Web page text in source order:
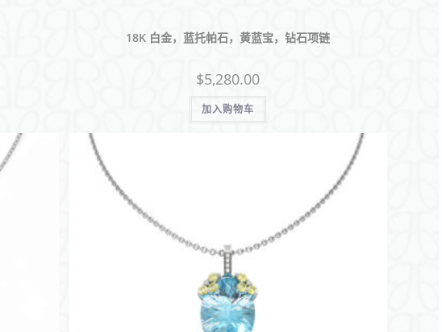
18K 白金，蓝托帕石，黄蓝宝，钻石项链
$5,280.00
加入购物车